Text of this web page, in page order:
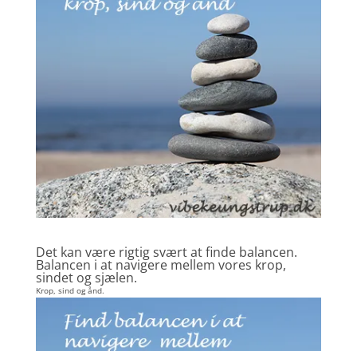
Det kan være rigtig svært at finde balancen.
Balancen i at navigere mellem vores krop,
sindet og sjælen.
Krop, sind og ånd.